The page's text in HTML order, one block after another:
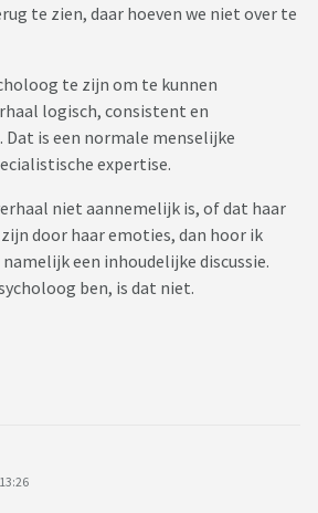
te zien, daar hoeven we niet over te
te zijn om te kunnen
logisch, consistent en
is een normale menselijke
expertise.
niet aannemelijk is, of dat haar
door haar emoties, dan hoor ik
een inhoudelijke discussie.
ben, is dat niet.